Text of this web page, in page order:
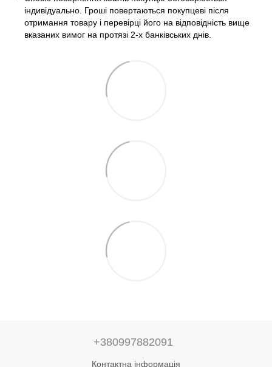
індивідуально. Гроші повертаються покупцеві після
отримання товару і перевірці його на відповідність вище
вказаних вимог на протязі 2-х банківських днів.
+380997882091
Контактна інформація